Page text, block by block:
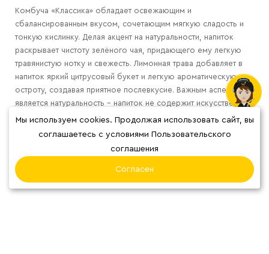
Комбуча «Классика» обладает освежающим и
сбалансированным вкусом, сочетающим мягкую сладость и
тонкую кислинку. Делая акцент на натуральности, напиток
раскрывает чистоту зелёного чая, придающего ему легкую
травянистую нотку и свежесть. Лимонная трава добавляет в
напиток яркий цитрусовый букет и легкую ароматическую
остроту, создавая приятное послевкусие. Важным аспектом
является натуральность – напиток не содержит искусственных
добавок, его вкус основан на высококачественных
видео
Мы используем cookies. Продолжая использовать сайт, вы
соглашаетесь с условиями Пользовательского
соглашения
Согласен